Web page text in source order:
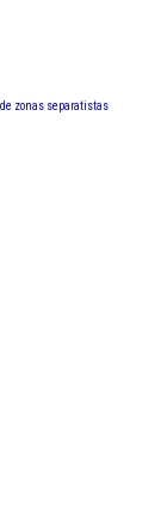
zonas separatistas